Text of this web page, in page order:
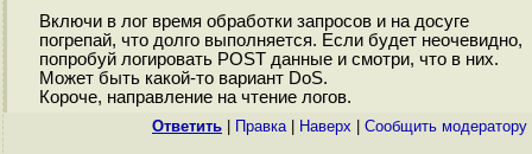
Включи в лог время обработки запросов и на досуге
погрепай, что долго выполняется. Если будет неочевидно,
попробуй логировать POST данные и смотри, что в них.
Может быть какой-то вариант DoS.
Короче, направление на чтение логов.
Ответить Правка| Наверх Cообщить модератору